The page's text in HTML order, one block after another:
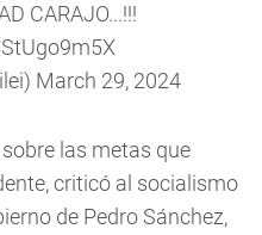
CARAJO...!!!
March 29, 2024
las metas que
criticó al socialismo
de Pedro Sánchez,